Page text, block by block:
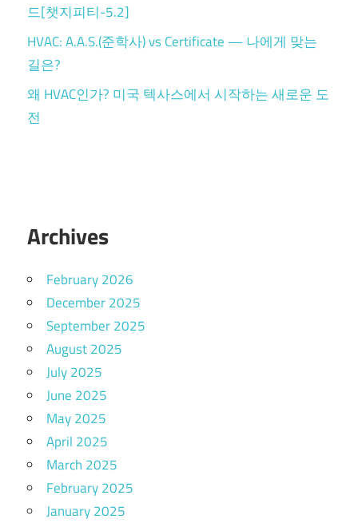
드[챗지피티-5.2]
HVAC: A.A.S.(준학사) vs Certificate — 나에게 맞는
길은?
왜 HVAC인가? 미국 텍사스에서 시작하는 새로운 도
전
Archives
February 2026
December 2025
September 2025
August 2025
July 2025
June 2025
May 2025
April 2025
March 2025
February 2025
January 2025